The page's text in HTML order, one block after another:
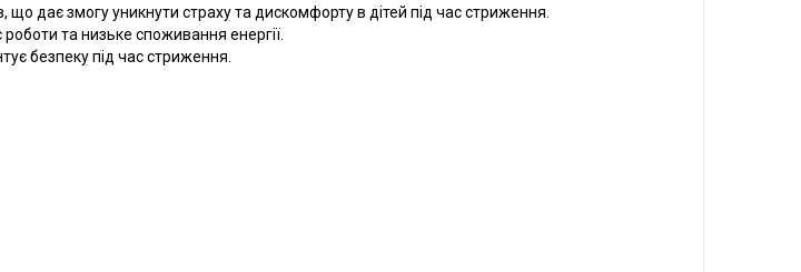
дає змогу уникнути страху та дискомфорту в дітей під час стриження.
та низьке споживання енергії.
безпеку під час стриження.